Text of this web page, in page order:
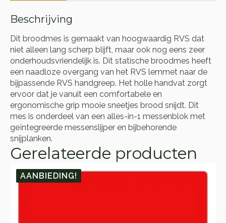
Beschrijving
Dit broodmes is gemaakt van hoogwaardig RVS dat
niet alleen lang scherp blijft, maar ook nog eens zeer
onderhoudsvriendelijk is. Dit statische broodmes heeft
een naadloze overgang van het RVS lemmet naar de
bijpassende RVS handgreep. Het holle handvat zorgt
ervoor dat je vanuit een comfortabele en
ergonomische grip mooie sneetjes brood snijdt. Dit
mes is onderdeel van een alles-in-1 messenblok met
geïntegreerde messenslijper en bijbehorende
snijplanken.
Gerelateerde producten
AANBIEDING!